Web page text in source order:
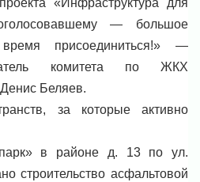
«Инфраструктура для
— большое
присоединиться!» —
комитета по ЖКХ
Беляев.
за которые активно
в районе д. 13 по ул.
строительство асфальтовой